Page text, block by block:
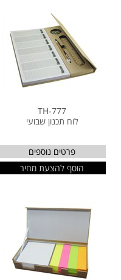
TH-777
לוח תכנון שבועי
פרטים נוספים
הוסף להצעת מחיר